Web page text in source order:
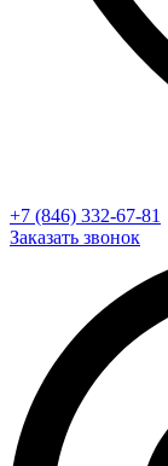
+7 (846) 332-67-81
Заказать звонок